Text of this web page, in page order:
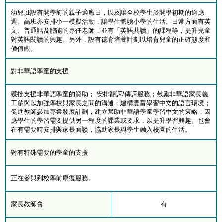
幼兒班設有開學前的親子適應日，以及讓全校學生於開學初期的適應
週。高班亦安排小一模擬活動，讓學生體驗小學的生活。日常方面有英
文、普通話及體能的專任老師，並有「英語共讀」的課程等，提升兒童
對英語閱讀的興趣。另外，設有德育培養計劃以培育兒童的正確態度和
價值觀。
對非華語學童的支援
獲批支援非華語學童的資助； 安排翻譯/傳譯服務；鼓勵非華語家長義
工參與以加強學校與家長之間的溝通；建構豐富學習中文的語言環境；
促進教師參加專業發展計劃，建立幫助非華語學童學習中文的策略；因
應學生的學習需要提供另一程度的課業或要求，以提升學習興趣。也會
在有需要時安排與家長面談，協助家長與學生融入校園的生活。
對有特殊需要的學童的支援
正在參與到校學前康復服務。
家長教師會 有